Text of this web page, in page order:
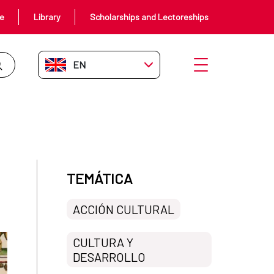
Library Scholarships and Lectoreships
EN-GB Open menu
TEMÁTICA
ACCIÓN CULTURAL
CULTURA Y
DESARROLLO